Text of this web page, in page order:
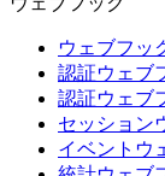
ウェブフッ
認証ウェブ
認証ウェブ
セッション
イベントウ